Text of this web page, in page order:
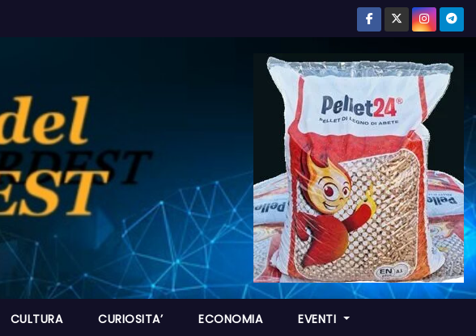
CULTURA CURIOSITA’ ECONOMIA EVENTI